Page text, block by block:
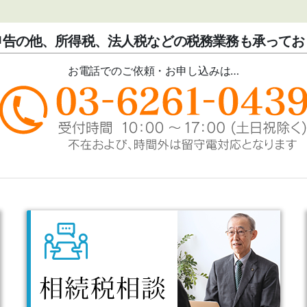
の他、所得税、法人税などの税務業務も承って
お電話でのご依頼・お申し込みは…